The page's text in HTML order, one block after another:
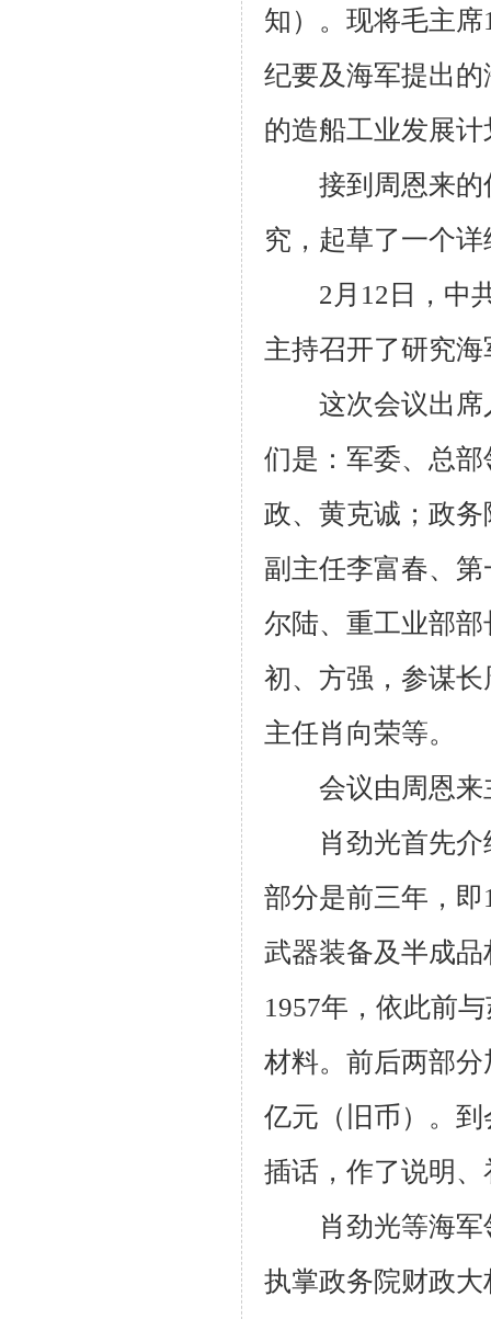
知）。现将毛主席
纪要及海军提出
的造船工业发展
接到周恩来的
究，起草了一个
2月 12 日，中
主持召开了研究
这次会议出席
们是：军委、总
政、黄克诚；政
副主任李富春、
尔陆、重工业部
初、方强，参谋
主任肖向荣等。
会议由周恩来
肖劲光首先介
部分是前三年，即
武器装备及半成
1957年，依此前
材料。前后两部
亿元（旧币）。
插话，作了说明
肖劲光等海军
执掌政务院财政